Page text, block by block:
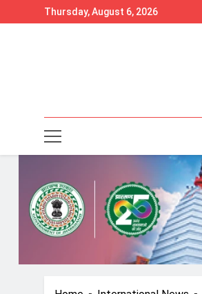
to
Thursday, August 6, 2026